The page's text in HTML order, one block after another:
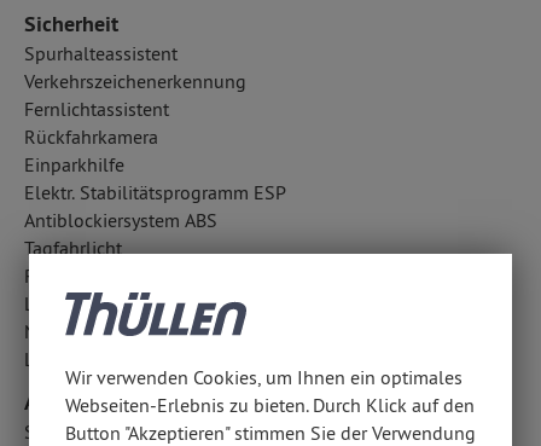
Sicherheit
Spurhalteassistent
Verkehrszeichenerkennung
Fernlichtassistent
Rückfahrkamera
Einparkhilfe
Elektr. Stabilitätsprogramm ESP
Antiblockiersystem ABS
Tagfahrlicht
Regensensor
LED-Scheinwerfer
Notbremsassistent
Lichtsensor
Audio & Kommunikation
Soundsystem: BOSE
Wir verwenden Cookies, um Ihnen ein optimales
Webseiten-Erlebnis zu bieten. Durch Klick auf den
Button "Akzeptieren" stimmen Sie der Verwendung